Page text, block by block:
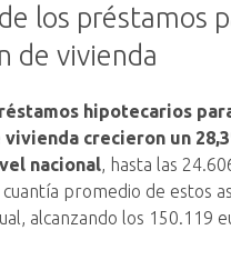
los préstamos
de vivienda
hipotecarios
crecieron un
nacional, hasta las
promedio de estos
alcanzando los 150.119